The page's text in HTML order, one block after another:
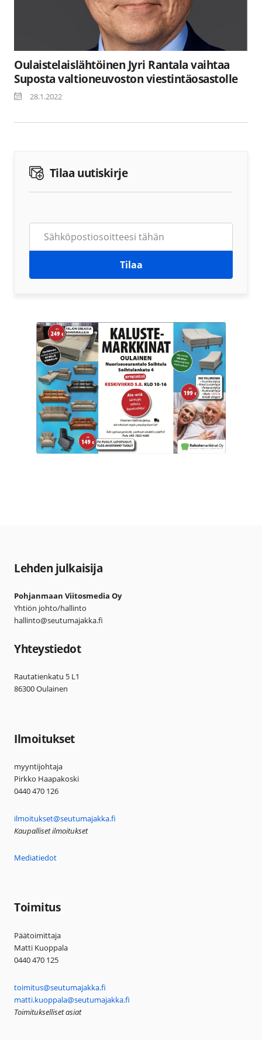
Oulaistelaislähtöinen Jyri Rantala vaihtaa
Suposta valtioneuvoston viestintäosastolle
28.1.2022
Tilaa uutiskirje
Tilaa
Lehden julkaisija
Pohjanmaan Viitosmedia Oy
Yhtiön johto/hallinto
hallinto@seutumajakka.fi
Yhteystiedot
Rautatienkatu 5 L1
86300 Oulainen
Ilmoitukset
myyntijohtaja
Pirkko Haapakoski
0440 470 126
ilmoitukset@seutumajakka.fi
Kaupalliset ilmoitukset
Mediatiedot
Toimitus
Päätoimittaja
Matti Kuoppala
0440 470 125
toimitus@seutumajakka.fi
matti.kuoppala@seutumajakka.fi
Toimitukselliset asiat